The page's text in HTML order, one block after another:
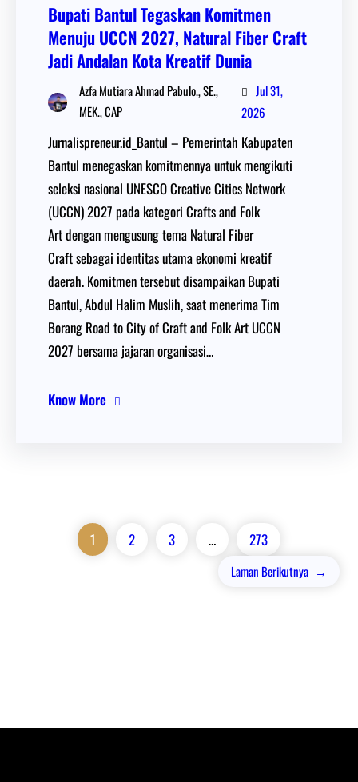
Bupati Bantul Tegaskan Komitmen
Menuju UCCN 2027, Natural Fiber Craft
Jadi Andalan Kota Kreatif Dunia
Azfa Mutiara Ahmad Pabulo., SE.,
MEK., CAP
Jul 31,
2026
Jurnalispreneur.id_Bantul – Pemerintah Kabupaten
Bantul menegaskan komitmennya untuk mengikuti
seleksi nasional UNESCO Creative Cities Network
(UCCN) 2027 pada kategori Crafts and Folk
Art dengan mengusung tema Natural Fiber
Craft sebagai identitas utama ekonomi kreatif
daerah. Komitmen tersebut disampaikan Bupati
Bantul, Abdul Halim Muslih, saat menerima Tim
Borang Road to City of Craft and Folk Art UCCN
2027 bersama jajaran organisasi…
Know More
1 2 3 … 273
Laman Berikutnya →